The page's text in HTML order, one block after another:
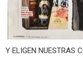
Y ELIGEN NUESTRAS